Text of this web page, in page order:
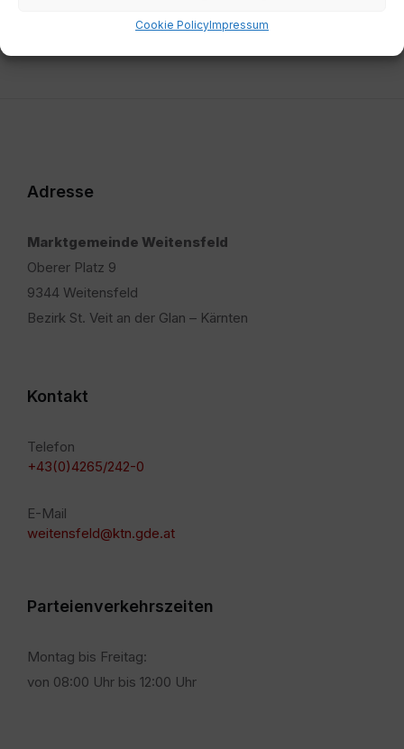
Cookie PolicyImpressum
Adresse
Marktgemeinde Weitensfeld
Oberer Platz 9
9344 Weitensfeld
Bezirk St. Veit an der Glan – Kärnten
Kontakt
Telefon
+43(0)4265/242-0
E-Mail
weitensfeld@ktn.gde.at
Parteienverkehrszeiten
Montag bis Freitag:
von 08:00 Uhr bis 12:00 Uhr